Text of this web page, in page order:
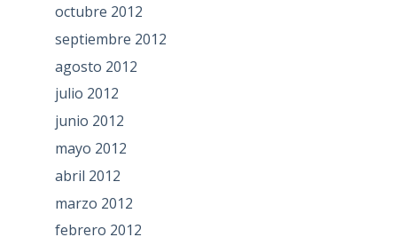
octubre 2012
septiembre 2012
agosto 2012
julio 2012
junio 2012
mayo 2012
abril 2012
marzo 2012
febrero 2012